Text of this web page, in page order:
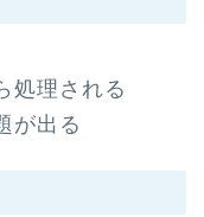
処理される
が出る